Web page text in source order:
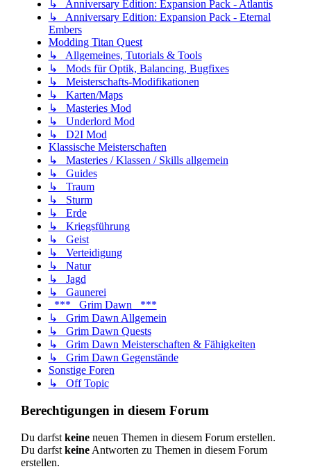
↳ Anniversary Edition: Expansion Pack - Atlantis
↳ Anniversary Edition: Expansion Pack - Eternal
Embers
Modding Titan Quest
↳ Allgemeines, Tutorials & Tools
↳ Mods für Optik, Balancing, Bugfixes
↳ Meisterschafts-Modifikationen
↳ Karten/Maps
↳ Masteries Mod
↳ Underlord Mod
↳ D2I Mod
Klassische Meisterschaften
↳ Masteries / Klassen / Skills allgemein
↳ Guides
↳ Traum
↳ Sturm
↳ Erde
↳ Kriegsführung
↳ Geist
↳ Verteidigung
↳ Natur
↳ Jagd
↳ Gaunerei
*** Grim Dawn ***
↳ Grim Dawn Allgemein
↳ Grim Dawn Quests
↳ Grim Dawn Meisterschaften & Fähigkeiten
↳ Grim Dawn Gegenstände
Sonstige Foren
↳ Off Topic
Berechtigungen in diesem Forum
Du darfst keineneuen Themen in diesem Forum erstellen.
Du darfst keineAntworten zu Themen in diesem Forum
erstellen.